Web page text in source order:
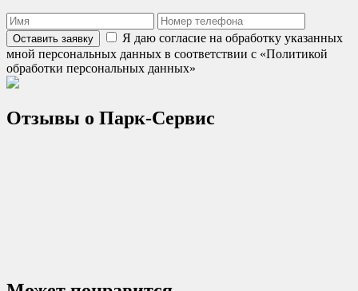
Оставить заявку
Я даю согласие на обработку указанных
мной персональных данных в соответствии с «Политикой
обработки персональных данных»
Отзывы о Парк-Сервис